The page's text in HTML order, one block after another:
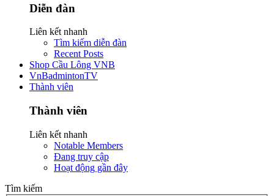
Diễn đàn
Liên kết nhanh
Tìm kiếm diễn đàn
Recent Posts
Shop Cầu Lông VNB
VnBadmintonTV
Thành viên
Thành viên
Liên kết nhanh
Notable Members
Đang truy cập
Hoạt động gần đây
Tìm kiếm